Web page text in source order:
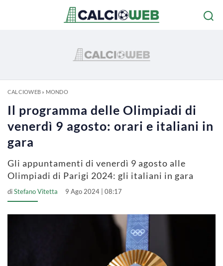
CALCIOWEB» MONDO
Il programma delle Olimpiadi di
venerdì 9 agosto: orari e italiani in
gara
Gli appuntamenti di venerdì 9 agosto alle
Olimpiadi di Parigi 2024: gli italiani in gara
diStefano Vitetta 9 Ago 2024 | 08:17